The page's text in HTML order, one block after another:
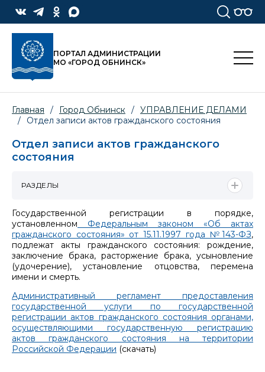
ПОРТАЛ АДМИНИСТРАЦИИ
МО «ГОРОД ОБНИНСК»
Главная / Город Обнинск / УПРАВЛЕНИЕ ДЕЛАМИ
/
Отдел записи актов гражданского состояния
Отдел записи актов гражданского
состояния
Государственной регистрации в порядке,
установленном Федеральным законом «Об актах
гражданского состояния» от 15.11.1997 года №143-ФЗ,
подлежат акты гражданского состояния: рождение,
заключение брака, расторжение брака, усыновление
(удочерение), установление отцовства, перемена
имени и смерть.
Административный регламент предоставления
государственной услуги по государственной
регистрации актов гражданского состояния органами,
осуществляющими государственную регистрацию
актов гражданского состояния на территории
Российской Федерации (скачать)
РАЗДЕЛЫ